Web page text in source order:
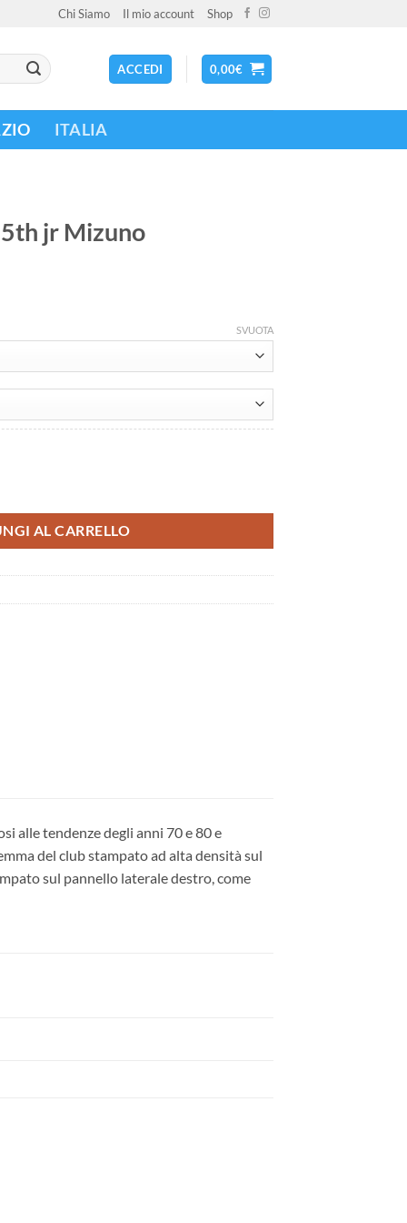
Chi Siamo Il mio account Shop
ACCEDI 0,00€
ITALIA
jr Mizuno
SVUOTA
AL CARRELLO
alle tendenze degli anni 70 e 80 e
del club stampato ad alta densità sul
sul pannello laterale destro, come